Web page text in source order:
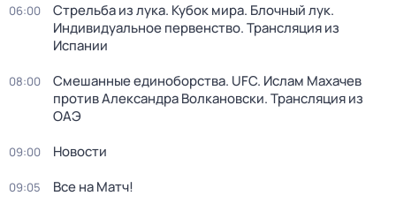
06:00
Стрельба из лука. Кубок мира. Блочный лук.
Индивидуальное первенство. Трансляция из
Испании
08:00
Смешанные единоборства. UFC. Ислам Махачев
против Александра Волкановски. Трансляция из
ОАЭ
09:00 Новости
09:05 Все на Матч!